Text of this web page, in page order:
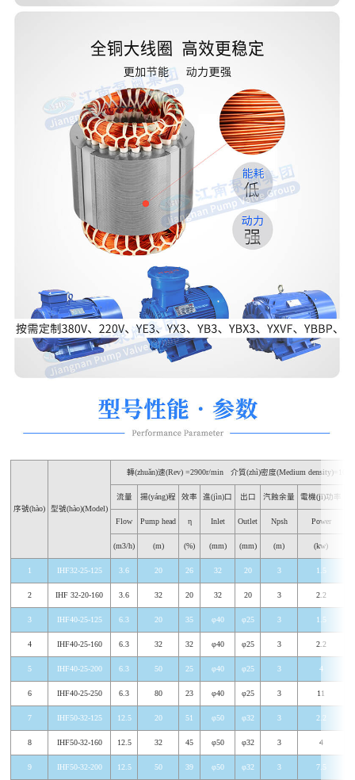
序號(hào) 型號(hào)(Model)
轉(zhuǎn)速(Rev) =2900r/min 介質(zhì)密度(Medium
流量 揚(yáng)程 效率 進(jìn)口 出口 汽蝕余量 電機(jī)功率
Flow Pump head η Inlet Outlet Npsh Power
(m3/h) (m) (%) (mm) (mm) (m) (kw)
1 IHF32-25-125 3.6 20 26 32 20 3 1.5
2 IHF 32-20-160 3.6 32 20 32 20 3 2.2
3 IHF40-25-125 6.3 20 35 φ40 φ25 3 1.5
4 IHF40-25-160 6.3 32 32 φ40 φ25 3 2.2
5 IHF40-25-200 6.3 50 25 φ40 φ25 3 4
6 IHF40-25-250 6.3 80 23 φ40 φ25 3 11
7 IHF50-32-125 12.5 20 51 φ50 φ32 3 2.2
8 IHF50-32-160 12.5 32 45 φ50 φ32 3 4
9 IHF50-32-200 12.5 50 39 φ50 φ32 3 7.5